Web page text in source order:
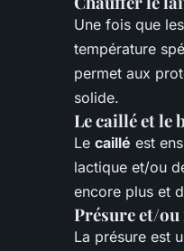
Une fois que
température
permet aux
solide.
Le caillé et le
Le caillé est
lactique et/ou
encore plus et
Présure et/
La présure est